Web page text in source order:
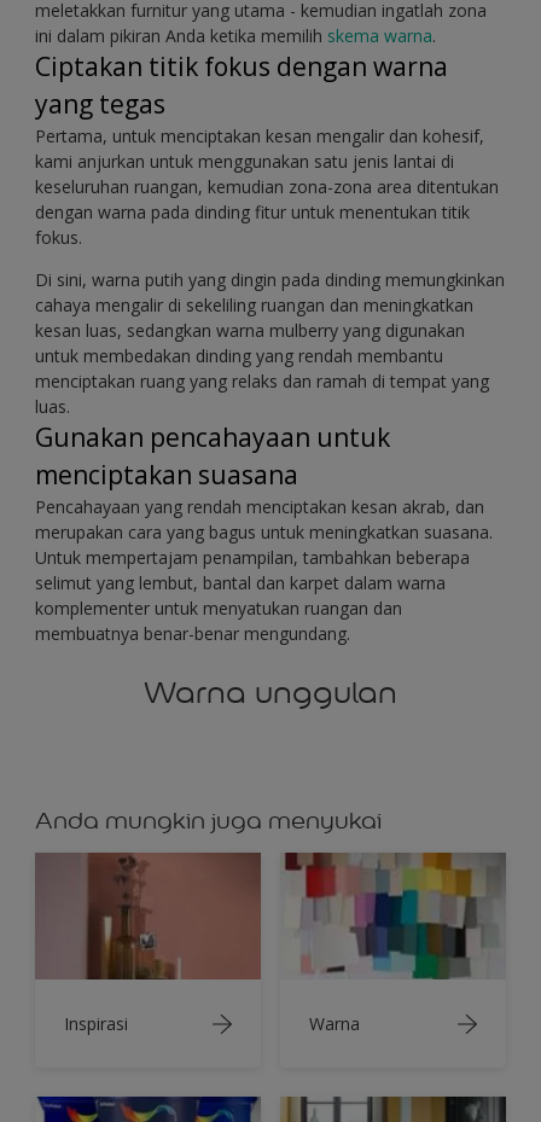
meletakkan furnitur yang utama - kemudian ingatlah zona
ini dalam pikiran Anda ketika memilih skema warna.
Ciptakan titik fokus dengan warna
yang tegas
Pertama, untuk menciptakan kesan mengalir dan kohesif,
kami anjurkan untuk menggunakan satu jenis lantai di
keseluruhan ruangan, kemudian zona-zona area ditentukan
dengan warna pada dinding fitur untuk menentukan titik
fokus.
Di sini, warna putih yang dingin pada dinding memungkinkan
cahaya mengalir di sekeliling ruangan dan meningkatkan
kesan luas, sedangkan warna mulberry yang digunakan
untuk membedakan dinding yang rendah membantu
menciptakan ruang yang relaks dan ramah di tempat yang
luas.
Gunakan pencahayaan untuk
menciptakan suasana
Pencahayaan yang rendah menciptakan kesan akrab, dan
merupakan cara yang bagus untuk meningkatkan suasana.
Untuk mempertajam penampilan, tambahkan beberapa
selimut yang lembut, bantal dan karpet dalam warna
komplementer untuk menyatukan ruangan dan
membuatnya benar-benar mengundang.
Warna unggulan
Anda mungkin juga menyukai
Inspirasi Warna